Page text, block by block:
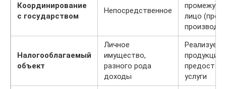
Координирование
с государством
Непосредственное
лицо
Налогооблагаемый
объект
Личное
имущество,
разного рода
доходы
продукция,
услуги